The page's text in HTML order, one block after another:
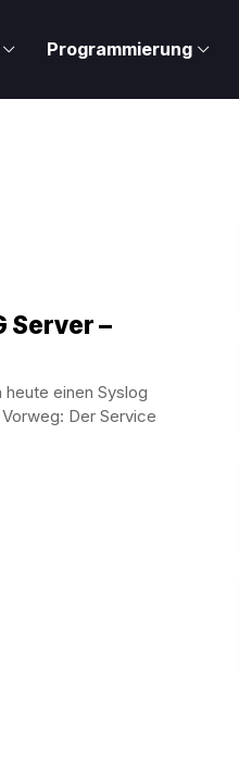
Programmierung
Server –
einen Syslog
Der Service